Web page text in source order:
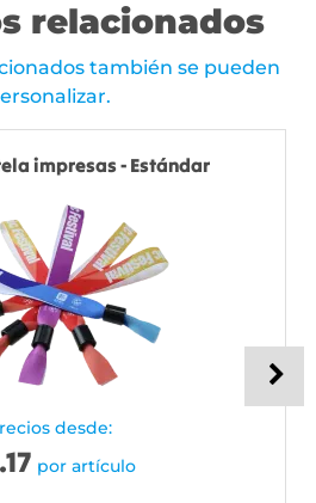
relacionados
también se pueden
impresas - Estándar
desde:
por artículo